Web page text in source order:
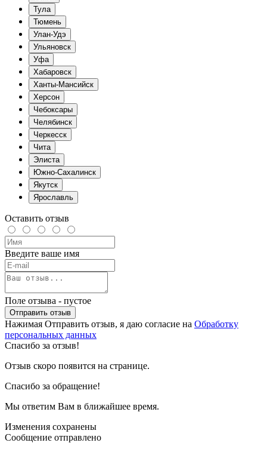
Тула
Тюмень
Улан-Удэ
Ульяновск
Уфа
Хабаровск
Ханты-Мансийск
Херсон
Чебоксары
Челябинск
Черкесск
Чита
Элиста
Южно-Сахалинск
Якутск
Ярославль
Оставить отзыв
Введите ваше имя
Поле отзыва - пустое
Отправить отзыв
Нажимая Отправить отзыв, я даю согласие на Обработку
персональных данных
Спасибо за отзыв!
Отзыв скоро появится на странице.
Спасибо за обращение!
Мы ответим Вам в ближайшее время.
Изменения сохранены
Сообщение отправлено